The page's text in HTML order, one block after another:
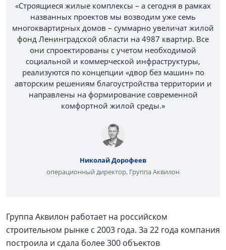
«Строящиеся жилые комплексы – а сегодня в рамках
названных проектов мы возводим уже семь
многоквартирных домов – суммарно увеличат жилой
фонд Ленинградской области на 4987 квартир. Все
они спроектированы с учетом необходимой
социальной и коммерческой инфраструктуры,
реализуются по концепции «двор без машин» по
авторским решениям благоустройства территории и
направлены на формирование современной
комфортной жилой среды.»
Николай Дорофеев
операционный директор, Группа Аквилон
Группа Аквилон работает на российском
строительном рынке с 2003 года. За 22 года компания
построила и сдала более 300 объектов